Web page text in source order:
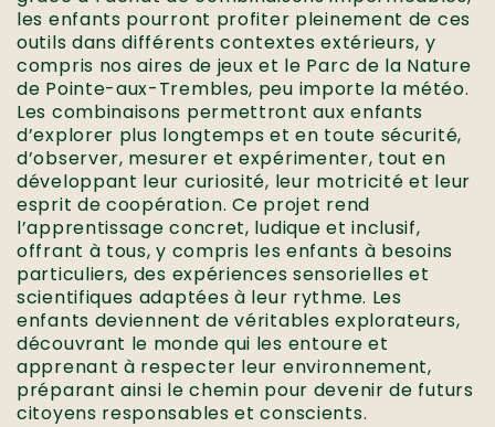
les enfants pourront profiter pleinement de ces
outils dans différents contextes extérieurs, y
compris nos aires de jeux et le Parc de la Nature
de Pointe-aux-Trembles, peu importe la météo.
Les combinaisons permettront aux enfants
d’explorer plus longtemps et en toute sécurité,
d’observer, mesurer et expérimenter, tout en
développant leur curiosité, leur motricité et leur
esprit de coopération. Ce projet rend
l’apprentissage concret, ludique et inclusif,
offrant à tous, y compris les enfants à besoins
particuliers, des expériences sensorielles et
scientifiques adaptées à leur rythme. Les
enfants deviennent de véritables explorateurs,
découvrant le monde qui les entoure et
apprenant à respecter leur environnement,
préparant ainsi le chemin pour devenir de futurs
citoyens responsables et conscients.